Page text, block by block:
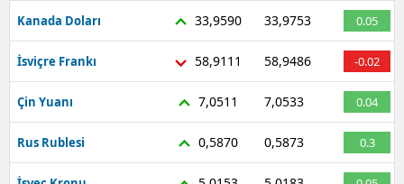
Kanada Doları 33,9590 33,9753 0.05
İsviçre Frankı 58,9111 58,9486 -0.02
Çin Yuanı 7,0511 7,0533 0.04
Rus Rublesi 0,5870 0,5873 0.3